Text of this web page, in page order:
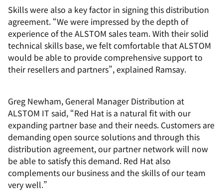
Skills were also a key factor in signing this distribution
agreement. “We were impressed by the depth of
experience of the ALSTOM sales team. With their solid
technical skills base, we felt comfortable that ALSTOM
would be able to provide comprehensive support to
their resellers and partners”, explained Ramsay.
Greg Newham, General Manager Distribution at
ALSTOM IT said, “Red Hat is a natural fit with our
expanding partner base and their needs. Customers are
demanding open source solutions and through this
distribution agreement, our partner network will now
be able to satisfy this demand. Red Hat also
complements our business and the skills of our team
very well.”